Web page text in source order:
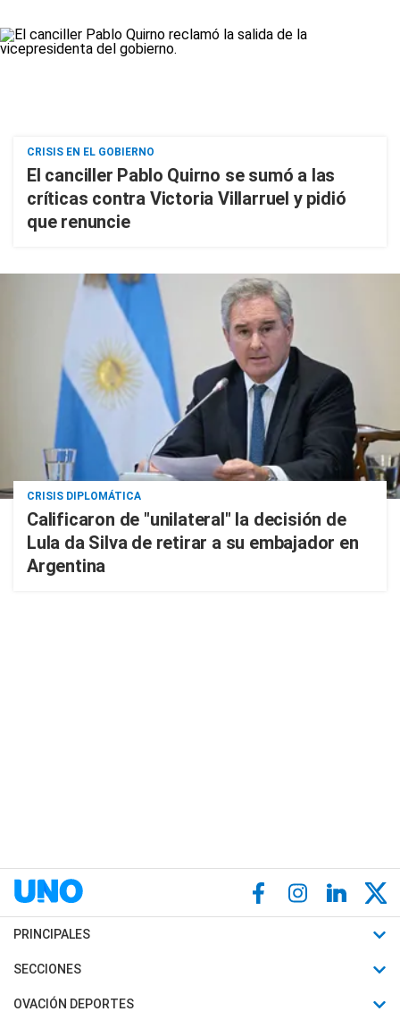
CRISIS EN EL GOBIERNO
El canciller Pablo Quirno se sumó a las
críticas contra Victoria Villarruel y pidió
que renuncie
CRISIS DIPLOMÁTICA
Calificaron de "unilateral" la decisión de
Lula da Silva de retirar a su embajador en
Argentina
PRINCIPALES
Últimas Noticias
Política
SECCIONES
Horóscopo
OVACIÓN DEPORTES